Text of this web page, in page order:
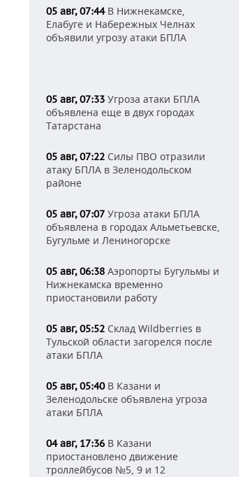
05 авг, 07:44В Нижнекамске,
Елабуге и Набережных Челнах
объявили угрозу атаки БПЛА
05 авг, 07:33 Угроза атаки БПЛА
объявлена еще в двух городах
Татарстана
05 авг, 07:22 Силы ПВО отразили
атаку БПЛА в Зеленодольском
районе
05 авг, 07:07 Угроза атаки БПЛА
объявлена в городах Альметьевске,
Бугульме и Лениногорске
05 авг, 06:38 Аэропорты Бугульмы и
Нижнекамска временно
приостановили работу
05 авг, 05:52 Склад Wildberries в
Тульской области загорелся после
атаки БПЛА
05 авг, 05:40В Казани и
Зеленодольске объявлена угроза
атаки БПЛА
04 авг, 17:36 В Казани
приостановлено движение
троллейбусов №5, 9 и 12